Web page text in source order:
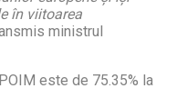
în viitoarea
ministrul
este de 75.35% la